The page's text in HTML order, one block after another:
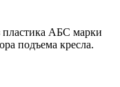
АБС марки
подъема кресла.